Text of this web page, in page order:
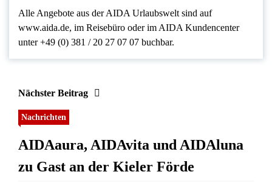
Alle Angebote aus der AIDA Urlaubswelt sind auf
www.aida.de, im Reisebüro oder im AIDA Kundencenter
unter +49 (0) 381 / 20 27 07 07 buchbar.
Nächster Beitrag
Nachrichten
AIDAaura, AIDAvita und AIDAluna
zu Gast an der Kieler Förde